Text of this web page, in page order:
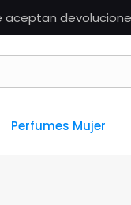
aceptan
Perfumes Mujer